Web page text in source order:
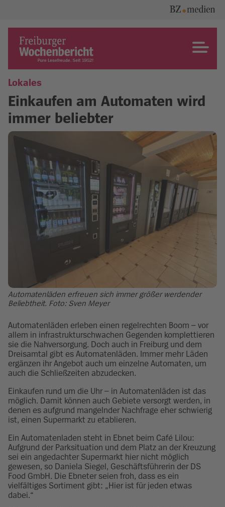
content
Freiburger Wochenbericht
Lokales
Einkaufen am Automaten wird
immer beliebter
Automatenläden erfreuen sich immer größer werdender
Beliebtheit. Foto: Sven Meyer
Automatenläden erleben einen regelrechten Boom – vor
allem in infrastrukturschwachen Gegenden komplettieren
sie die Nahversorgung. Doch auch in Freiburg und dem
Dreisamtal gibt es Automatenläden. Immer mehr Läden
ergänzen ihr Angebot auch um einzelne Automaten, um
auch die Schließzeiten abzudecken.
Einkaufen rund um die Uhr – in Automatenläden ist das
möglich. Damit können auch Gebiete versorgt werden, in
denen es aufgrund mangelnder Nachfrage eher schwierig
ist, einen Supermarkt zu etablieren.
Ein Automatenladen steht in Ebnet beim Café Lilou:
Aufgrund der Parksituation und dem Platz an der Kreuzung
sei ein angedachter Supermarkt hier nicht möglich
gewesen, so Daniela Siegel, Geschäftsführerin der DS
Food GmbH. Die Ebneter seien froh, dass es ein
vielfältiges Sortiment gibt: „Hier ist für jeden etwas
dabei.“